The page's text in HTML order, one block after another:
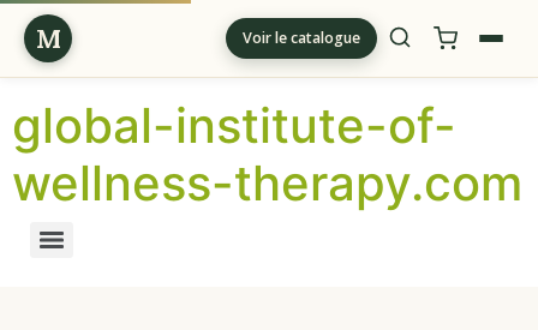
M Voir le catalogue
global-institute-of-
wellness-therapy.com